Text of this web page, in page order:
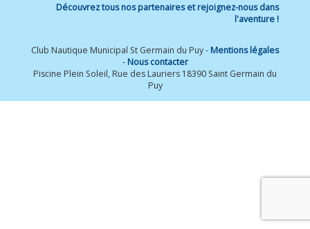
Découvrez tous nos partenaires et rejoignez-nous dans
l'aventure !
Club Nautique Municipal St Germain du Puy - Mentions légales
- Nous contacter
Piscine Plein Soleil, Rue des Lauriers 18390 Saint Germain du
Puy